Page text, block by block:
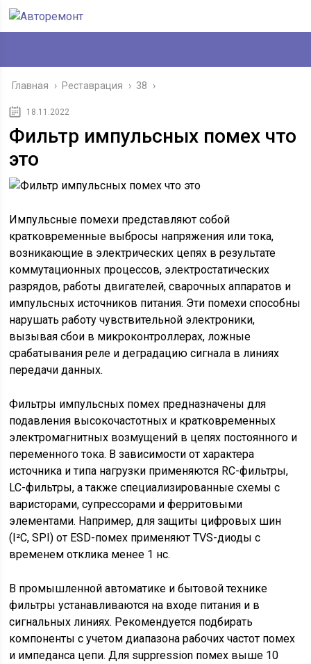
Главная › Реставрация › 38 ›
18.11.2022
Фильтр импульсных помех что
это
Импульсные помехи представляют собой
кратковременные выбросы напряжения или тока,
возникающие в электрических цепях в результате
коммутационных процессов, электростатических
разрядов, работы двигателей, сварочных аппаратов и
импульсных источников питания. Эти помехи способны
нарушать работу чувствительной электроники,
вызывая сбои в микроконтроллерах, ложные
срабатывания реле и деградацию сигнала в линиях
передачи данных.
Фильтры импульсных помех предназначены для
подавления высокочастотных и кратковременных
электромагнитных возмущений в цепях постоянного и
переменного тока. В зависимости от характера
источника и типа нагрузки применяются RC-фильтры,
LC-фильтры, а также специализированные схемы с
варисторами, супрессорами и ферритовыми
элементами. Например, для защиты цифровых шин
(I²C, SPI) от ESD-помех применяют TVS-диоды с
временем отклика менее 1 нс.
В промышленной автоматике и бытовой технике
фильтры устанавливаются на входе питания и в
сигнальных линиях. Рекомендуется подбирать
компоненты с учетом диапазона рабочих частот помех
и импеданса цепи. Для suppression помех выше 10